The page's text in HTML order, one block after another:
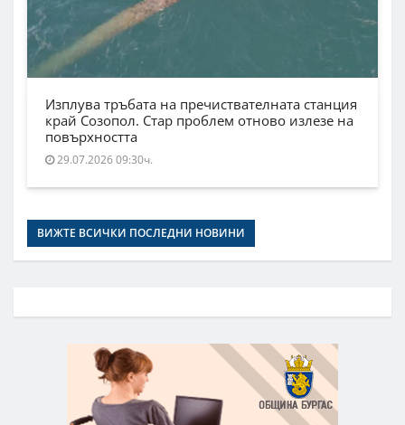
Изплува тръбата на пречиствателната станция
край Созопол. Стар проблем отново излезе на
повърхността
29.07.2026 09:30ч.
ВИЖТЕ ВСИЧКИ ПОСЛЕДНИ НОВИНИ